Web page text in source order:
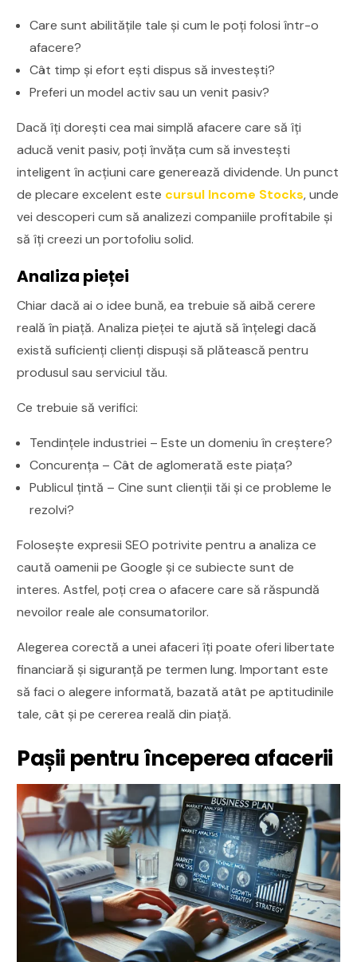
Care sunt abilitățile tale și cum le poți folosi într-o
afacere?
Cât timp și efort ești dispus să investești?
Preferi un model activ sau un venit pasiv?
Dacă îți dorești cea mai simplă afacere care să îți
aducă venit pasiv, poți învăța cum să investești
inteligent în acțiuni care generează dividende. Un punct
de plecare excelent este cursul Income Stocks, unde
vei descoperi cum să analizezi companiile profitabile și
să îți creezi un portofoliu solid.
Analiza pieței
Chiar dacă ai o idee bună, ea trebuie să aibă cerere
reală în piață. Analiza pieței te ajută să înțelegi dacă
există suficienți clienți dispuși să plătească pentru
produsul sau serviciul tău.
Ce trebuie să verifici:
Tendințele industriei – Este un domeniu în creștere?
Concurența – Cât de aglomerată este piața?
Publicul țintă – Cine sunt clienții tăi și ce probleme le
rezolvi?
Folosește expresii SEO potrivite pentru a analiza ce
caută oamenii pe Google și ce subiecte sunt de
interes. Astfel, poți crea o afacere care să răspundă
nevoilor reale ale consumatorilor.
Alegerea corectă a unei afaceri îți poate oferi libertate
financiară și siguranță pe termen lung. Important este
să faci o alegere informată, bazată atât pe aptitudinile
tale, cât și pe cererea reală din piață.
Pașii pentru începerea afacerii